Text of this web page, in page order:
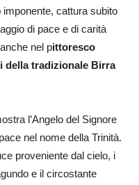
cattura subito
di pace e di carità
nel pittoresco
della tradizionale Birra
l’Angelo del Signore
nel nome della Trinità.
proveniente dal cielo, i
e il circostante